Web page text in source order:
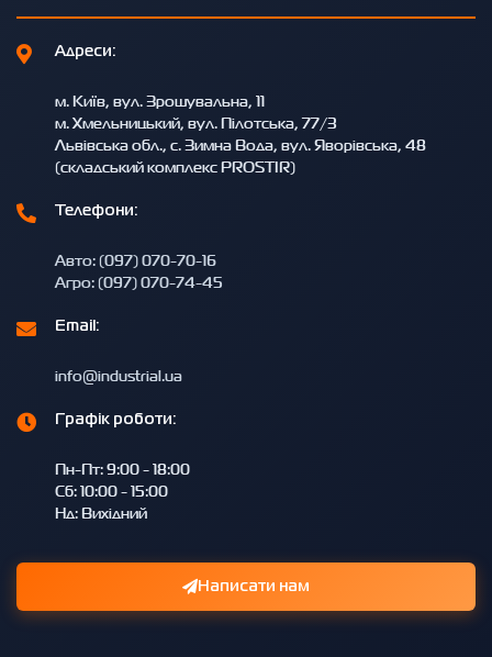
Адреси:
м. Київ, вул. Зрошувальна, 11
м. Хмельницький, вул. Пілотська, 77/3
Львівська обл., с. Зимна Вода, вул. Яворівська, 48
(складський комплекс PROSTIR)
Телефони:
Авто: (097) 070-70-16
Агро: (097) 070-74-45
Email:
info@industrial.ua
Графік роботи:
Пн-Пт: 9:00 - 18:00
Сб: 10:00 - 15:00
Нд: Вихідний
Написати нам